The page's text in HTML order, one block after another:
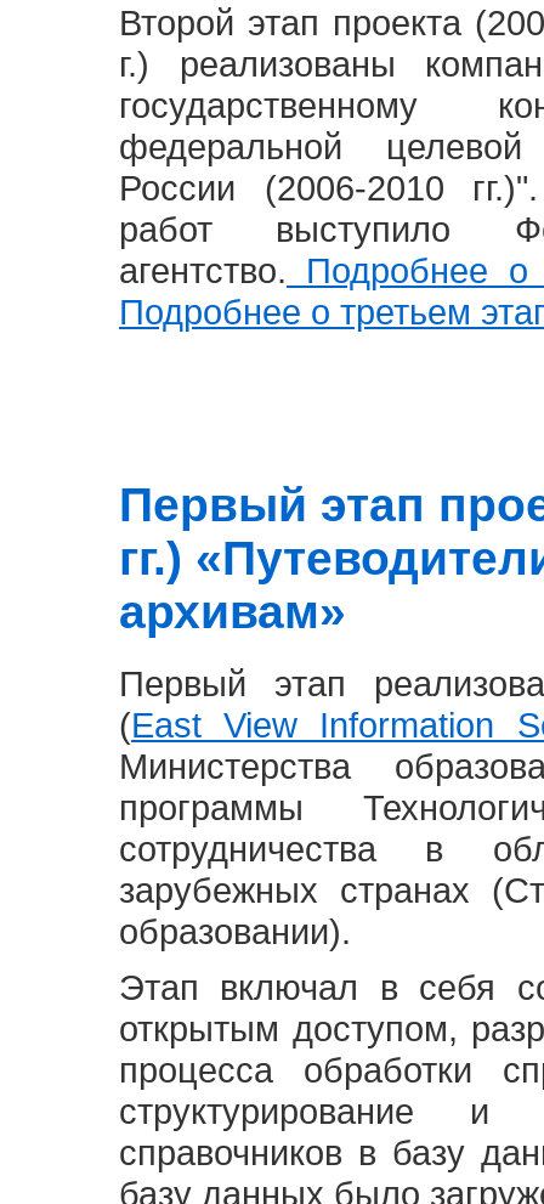
Второй этап проекта
г.) реализованы
государственному
федеральной
России (2006-2010
работ выступило
агентство. Подробнее о
Подробнее о третьем
Первый этап
гг.)
архивам»
Первый этап
(East View Information
Министерства
программы
сотрудничества в
зарубежных странах
образовании).
Этап включал в себя
открытым доступом,
процесса обработки
структурирование и
справочников в базу
базу данных было